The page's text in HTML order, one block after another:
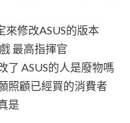
修改ASUS的版本
最高指揮官
了 ASUS的人是廢物嗎
照顧已經買的消費者
是